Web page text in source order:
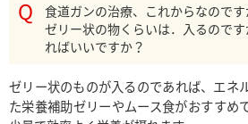
食道ガンの治療、これからなのです
ゼリー状の物くらいは．入るので
ればいいですか？
ゼリー状のものが入るのであれば、エネ
た栄養補助ゼリーやムース食がおすすめ